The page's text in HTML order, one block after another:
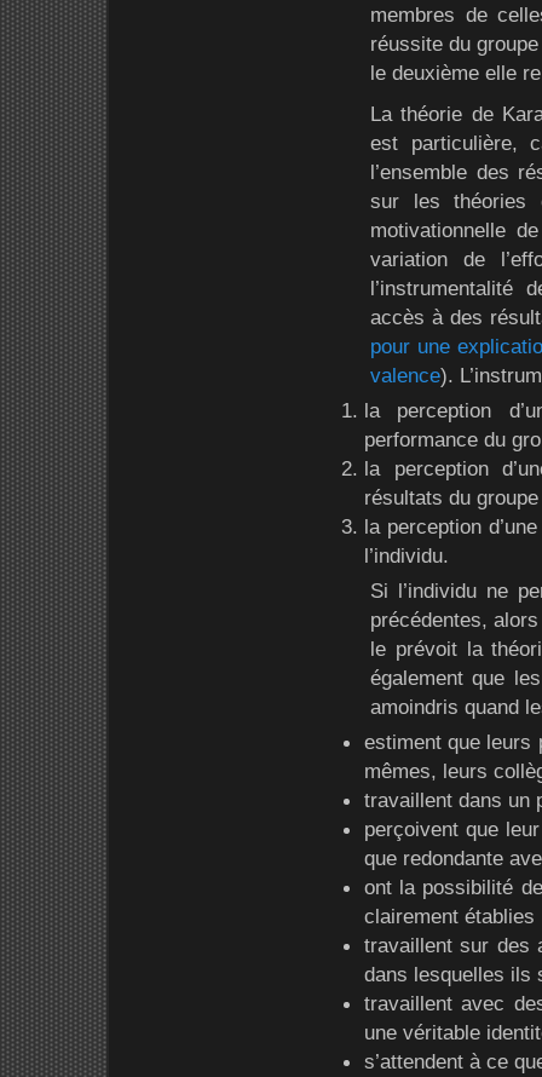
membres de
réussite du
le deuxième elle
La théorie de
est particulière,
l’ensemble des
sur les théories
motivationnelle
variation de
l’instrumentalité
accès à des
pour une
valence).
la perception
performance du
la perception
résultats du
la perception
l’individu.
Si l’individu ne
précédentes,
le prévoit la
également que
amoindris quand
estiment que leurs
mêmes, leurs
travaillent dans un
perçoivent que
que redondante
ont la possibilité
clairement établies
travaillent sur des
dans lesquelles ils
travaillent avec
une véritable
s’attendent à ce